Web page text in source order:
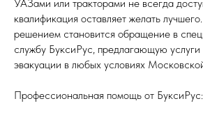
УАЗами или тракторами не всегда
квалификация оставляет желать
решением становится обращение в
службу БуксиРус, предлагающую
эвакуации в любых условиях
Профессиональная помощь от